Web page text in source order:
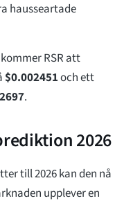
hausseartade
RSR att
$0.002451och ett
.
2026
till 2026 kan den nå
upplever en